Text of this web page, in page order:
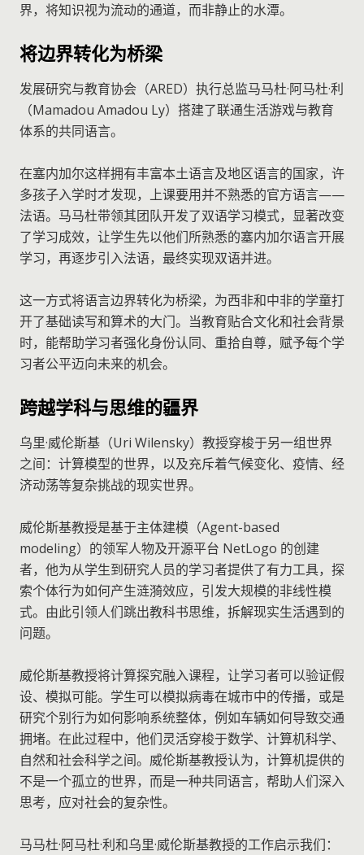
界，将知识视为流动的通道，而非静止的水潭。
将边界转化为桥梁
发展研究与教育协会（ARED）执行总监马马杜·阿马杜·利
（Mamadou Amadou Ly）搭建了联通生活游戏与教育
体系的共同语言。
在塞内加尔这样拥有丰富本土语言及地区语言的国家，许
多孩子入学时才发现，上课要用并不熟悉的官方语言——
法语。马马杜带领其团队开发了双语学习模式，显著改变
了学习成效，让学生先以他们所熟悉的塞内加尔语言开展
学习，再逐步引入法语，最终实现双语并进。
这一方式将语言边界转化为桥梁，为西非和中非的学童打
开了基础读写和算术的大门。当教育贴合文化和社会背景
时，能帮助学习者强化身份认同、重拾自尊，赋予每个学
习者公平迈向未来的机会。
跨越学科与思维的疆界
乌里·威伦斯基（Uri Wilensky）教授穿梭于另一组世界
之间：计算模型的世界，以及充斥着气候变化、疫情、经
济动荡等复杂挑战的现实世界。
威伦斯基教授是基于主体建模（Agent-based
modeling）的领军人物及开源平台 NetLogo 的创建
者，他为从学生到研究人员的学习者提供了有力工具，探
索个体行为如何产生涟漪效应，引发大规模的非线性模
式。由此引领人们跳出教科书思维，拆解现实生活遇到的
问题。
威伦斯基教授将计算探究融入课程，让学习者可以验证假
设、模拟可能。学生可以模拟病毒在城市中的传播，或是
研究个别行为如何影响系统整体，例如车辆如何导致交通
拥堵。在此过程中，他们灵活穿梭于数学、计算机科学、
自然和社会科学之间。威伦斯基教授认为，计算机提供的
不是一个孤立的世界，而是一种共同语言，帮助人们深入
思考，应对社会的复杂性。
马马杜·阿马杜·利和乌里·威伦斯基教授的工作启示我们：